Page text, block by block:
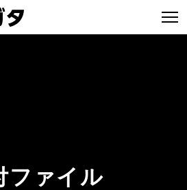
ファイル